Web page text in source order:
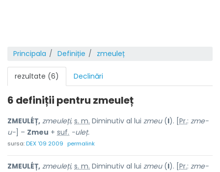
Principala Definiție zmeuleț
rezultate (6) Declinări
6 definiții pentru zmeuleț
ZMEULÉȚ, zmeuleți, s. m. Diminutiv al lui zmeu(I). [ Pr.: zme-
u- ] – Zmeu + suf. -uleț.
sursa:DEX '09 2009 permalink
ZMEULÉȚ, zmeuleți, s. m. Diminutiv al lui zmeu(I). [ Pr.: zme-